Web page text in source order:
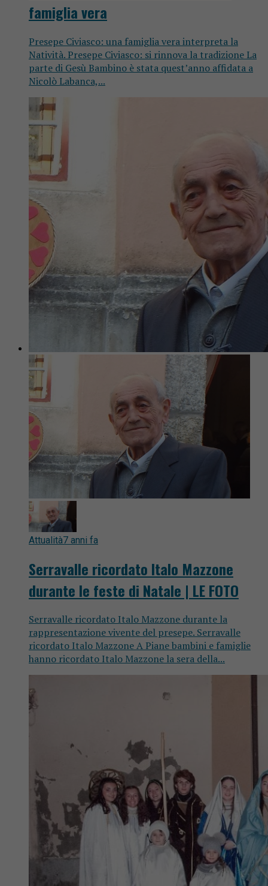
famiglia vera
Presepe Civiasco: una famiglia vera interpreta la
Natività. Presepe Civiasco: si rinnova la tradizione La
parte di Gesù Bambino è stata quest’anno affidata a
Nicolò Labanca,...
Attualità7 anni fa
Serravalle ricordato Italo Mazzone
durante le feste di Natale | LE FOTO
Serravalle ricordato Italo Mazzone durante la
rappresentazione vivente del presepe. Serravalle
ricordato Italo Mazzone A Piane bambini e famiglie
hanno ricordato Italo Mazzone la sera della...